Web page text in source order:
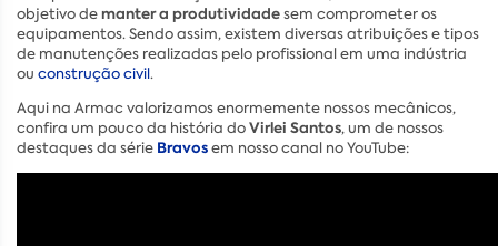
objetivo demanter a produtividadesem comprometer os
equipamentos. Sendo assim, existem diversas atribuições e tipos
de manutenções realizadas pelo profissional em uma indústria
ou construção civil.
Aqui na Armac valorizamos enormemente nossos mecânicos,
confira um pouco da história doVirlei Santos, um de nossos
destaques da série Bravosem nosso canal no YouTube: